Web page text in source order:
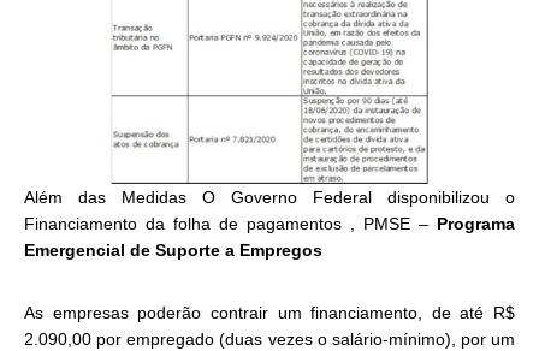
Além das Medidas O Governo Federal disponibilizou o
Financiamento da folha de pagamentos , PMSE – Programa
Emergencial de Suporte a Empregos
As empresas poderão contrair um financiamento, de até R$
2.090,00 por empregado (duas vezes o salário-mínimo), por um